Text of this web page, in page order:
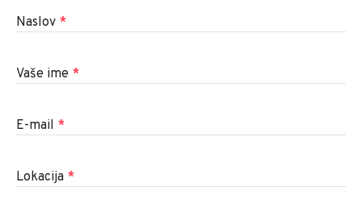
Naslov *
Vaše ime *
E-mail *
Lokacija *